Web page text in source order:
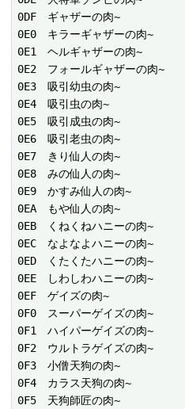
0DF　ギャザーの肉~
0E0　キラーギャザーの肉~
0E1　ヘルギャザーの肉~
0E2　フォールギャザーの肉~
0E3　吸引幼虫の肉~
0E4　吸引虫の肉~
0E5　吸引成虫の肉~
0E6　吸引老虫の肉~
0E7　きり仙人の肉~
0E8　みの仙人の肉~
0E9　かすみ仙人の肉~
0EA　もや仙人の肉~
0EB　くねくねハニーの肉~
0EC　なよなよハニーの肉~
0ED　くたくたハニーの肉~
0EE　しわしわハニーの肉~
0EF　ゲイズの肉~
0F0　スーパーゲイズの肉~
0F1　ハイパーゲイズの肉~
0F2　ウルトラゲイズの肉~
0F3　小僧天狗の肉~
0F4　カラス天狗の肉~
0F5　天狗師匠の肉~